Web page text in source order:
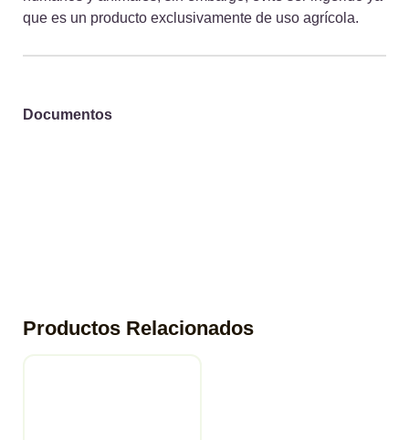
que es un producto exclusivamente de uso agrícola.
Documentos
Productos Relacionados